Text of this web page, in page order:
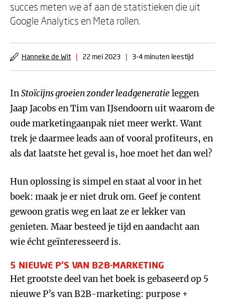
succes meten we af aan de statistieken die uit
Google Analytics en Meta rollen.
Hanneke de Wit | 22 mei 2023 | 3-4 minuten leestijd
InStoïcijns groeien zonder leadgeneratie leggen
Jaap Jacobs en Tim van IJsendoorn uit waarom de
oude marketingaanpak niet meer werkt. Want
trek je daarmee leads aan of vooral profiteurs, en
als dat laatste het geval is, hoe moet het dan wel?
Hun oplossing is simpel en staat al voor in het
boek: maak je er niet druk om. Geef je content
gewoon gratis weg en laat ze er lekker van
genieten. Maar besteed je tijd en aandacht aan
wie écht geïnteresseerd is.
5 NIEUWE P’S VAN B2B-MARKETING
Het grootste deel van het boek is gebaseerd op 5
nieuwe P’s van B2B-marketing: purpose +